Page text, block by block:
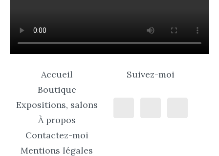
Accueil
Boutique
Expositions, salons
À propos
Contactez-moi
Mentions légales
Suivez-moi